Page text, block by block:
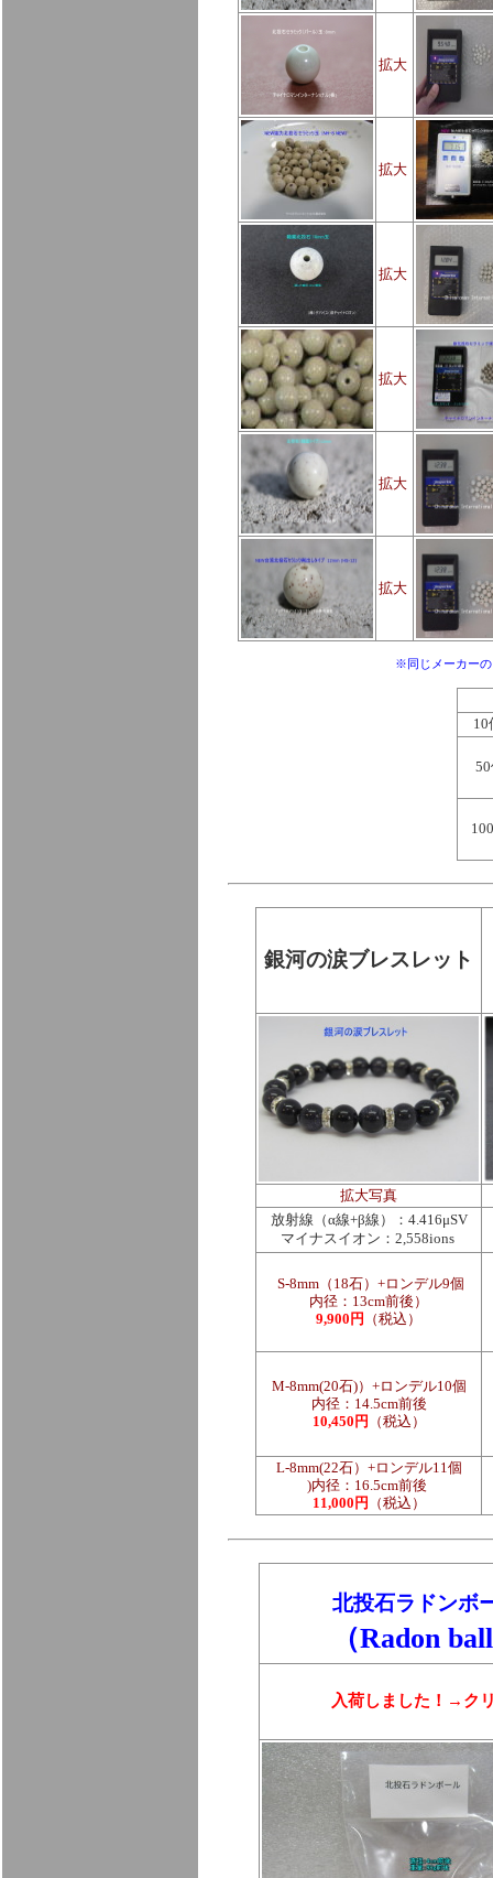
拡大
拡大
拡大
拡大
拡大
拡大
※同じメーカーの
銀河の涙ブレスレット
拡大写真
放射線（α線+β線）：4.416μSV
マイナスイオン：2,558ions
S-8mm（18石）+ロンデル9個
内径：13cm前後）
9,900円
（税込）
M-8mm(20石)）+ロンデル10個
内径：14.5cm前後
10,450円 （税込）
L-8mm(22石）+ロンデル11個
)内径：16.5cm前後
11,000円 （税込）
北投石ラドンボ
（Radon
入荷しました！→ク